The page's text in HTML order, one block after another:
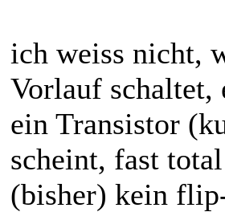
ich weiss nicht,
Vorlauf schaltet,
ein Transistor
scheint, fast
(bisher) kein